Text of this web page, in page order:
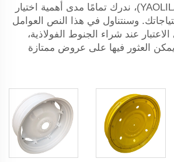
شركة «ياوليلاي» (YAOLILAI)، ندرك تمامًا مدى أهمية اختيار
وسنتناول في هذا النص العوامل
عند شراء الجنوط الفولاذية،
العثور فيها على عروض ممتازة